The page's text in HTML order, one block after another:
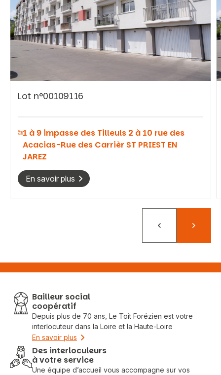
Rechercher
Lot n°00109116
1 à 9 impasse des Tilleuls 2 à 10 rue des
Acacias-Rue des Carrièr ST PRIEST EN
JAREZ
En savoir plus
PrécédentSuivant
Bailleur social
coopératif
Depuis plus de 70 ans, Le Toit Forézien est votre
interlocuteur dans la Loire et la Haute-Loire
En savoir plus
Des interloculeurs
à votre service
Une équipe d’accueil vous accompagne sur vos